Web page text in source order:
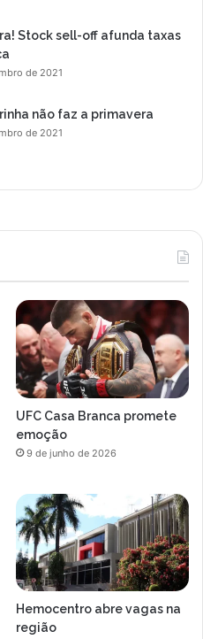
Stock sell-off afunda taxas
de 2021
não faz a primavera
de 2021
UFC Casa Branca promete
emoção
9 de junho de 2026
Hemocentro abre vagas na
região